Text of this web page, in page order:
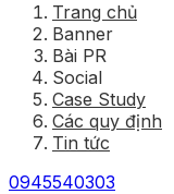
Trang chủ
Banner
Bài PR
Social
Case Study
Các quy định
Tin tức
0945540303